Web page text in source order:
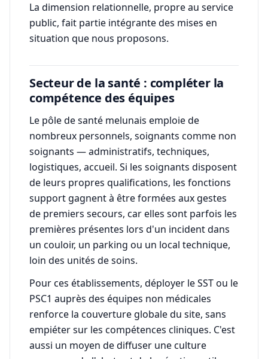
La dimension relationnelle, propre au service
public, fait partie intégrante des mises en
situation que nous proposons.
Secteur de la santé : compléter la
compétence des équipes
Le pôle de santé melunais emploie de
nombreux personnels, soignants comme non
soignants — administratifs, techniques,
logistiques, accueil. Si les soignants disposent
de leurs propres qualifications, les fonctions
support gagnent à être formées aux gestes
de premiers secours, car elles sont parfois les
premières présentes lors d'un incident dans
un couloir, un parking ou un local technique,
loin des unités de soins.
Pour ces établissements, déployer le SST ou le
PSC1 auprès des équipes non médicales
renforce la couverture globale du site, sans
empiéter sur les compétences cliniques. C'est
aussi un moyen de diffuser une culture